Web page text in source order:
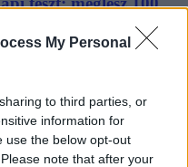
My Personal
to third parties, or
information for
use the below opt-out
note that after your
tesztet hozni, mi egy